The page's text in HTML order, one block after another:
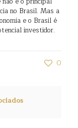
no Brasil. Mas a
e o Brasil é
investidor.
0